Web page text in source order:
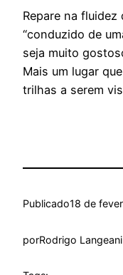
Repare na
“conduzido de
seja muito
Mais um lugar
trilhas a serem
Publicado18 de
porRodrigo Langeani